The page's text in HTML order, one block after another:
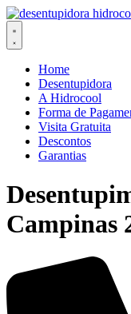
Ir
para
Home
Desentupidora
A Hidrocool
Forma de
Visita Gratuita
Descontos
Garantias
Campinas